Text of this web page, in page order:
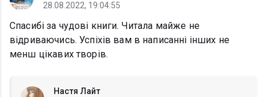
28.08.2022, 19:04:55
Спасибі за чудові книги. Читала майже не
відриваючись. Успіхів вам в написанні інших не
менш цікавих творів.
Настя Лайт